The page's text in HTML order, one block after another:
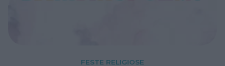
FESTE RELIGIOSE